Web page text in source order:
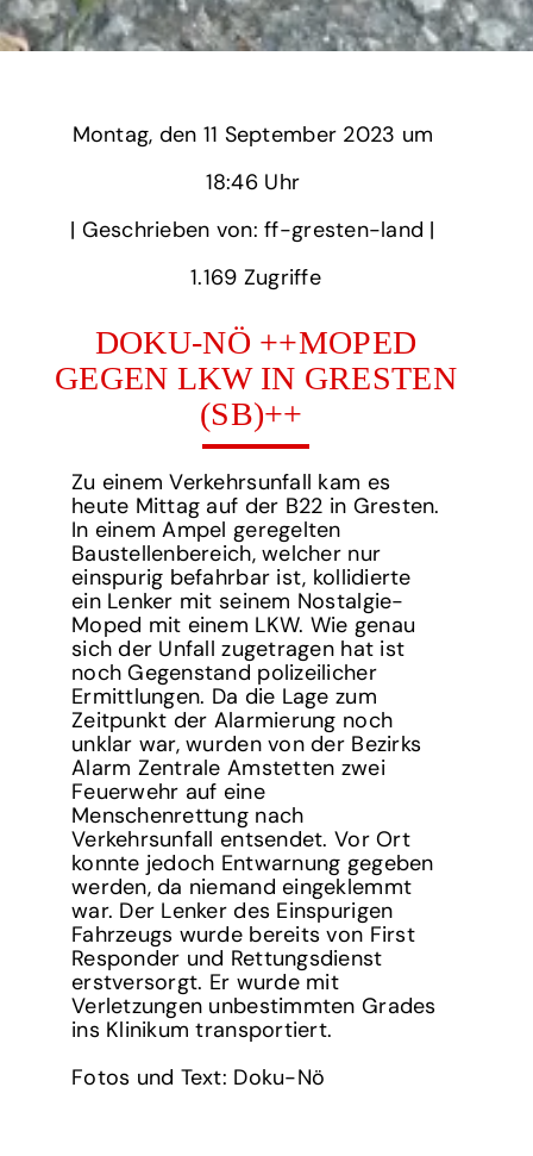
Montag,
‎| Geschrieben von: ff-gresten-land | ‎
1.169‏‏‎ ‎Zugriffe
DOKU-NÖ ++MOPED
GEGEN LKW IN GRESTEN
(SB)++
Zu einem Verkehrsunfall kam es
heute Mittag auf der B22 in Gresten.
In einem Ampel geregelten
Baustellenbereich, welcher nur
einspurig befahrbar ist, kollidierte
ein Lenker mit seinem Nostalgie-
Moped mit einem LKW. Wie genau
sich der Unfall zugetragen hat ist
noch Gegenstand polizeilicher
Ermittlungen. Da die Lage zum
Zeitpunkt der Alarmierung noch
unklar war, wurden von der Bezirks
Alarm Zentrale Amstetten zwei
Feuerwehr auf eine
Menschenrettung nach
Verkehrsunfall entsendet. Vor Ort
konnte jedoch Entwarnung gegeben
werden, da niemand eingeklemmt
war. Der Lenker des Einspurigen
Fahrzeugs wurde bereits von First
Responder und Rettungsdienst
erstversorgt. Er wurde mit
Verletzungen unbestimmten Grades
ins Klinikum transportiert.
Fotos und Text: Doku-Nö